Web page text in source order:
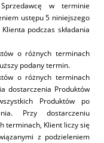
w terminie
ustępu 5 niniejszego
podczas składania
o różnych terminach
podany termin.
o różnych terminach
dostarczenia Produktów
Produktów po
Przy dostarczeniu
terminach, Klient liczy się
z podzieleniem